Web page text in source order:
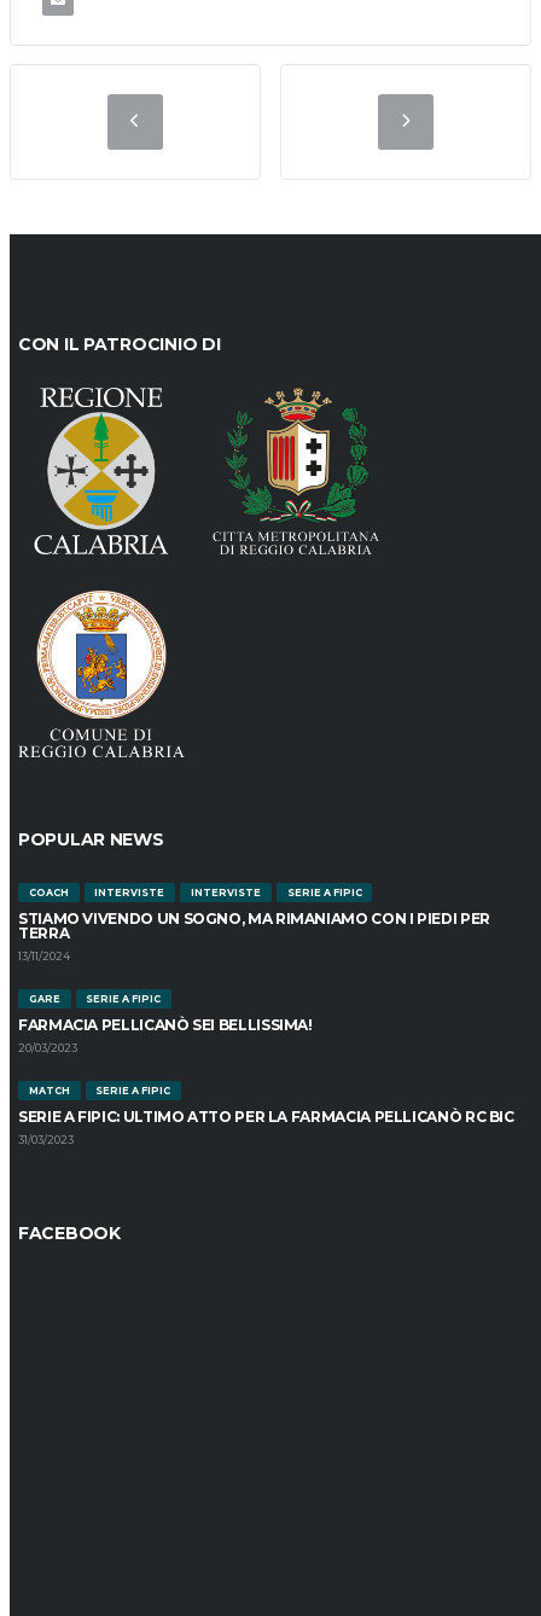
CON IL PATROCINIO DI
POPULAR NEWS
COACH INTERVISTE INTERVISTE SERIE A FIPIC
STIAMO VIVENDO UN SOGNO, MA RIMANIAMO CON I PIEDI PER
TERRA
13/11/2024
GARE SERIE A FIPIC
FARMACIA PELLICANÒ SEI BELLISSIMA!
20/03/2023
MATCH SERIE A FIPIC
SERIE A FIPIC: ULTIMO ATTO PER LA FARMACIA PELLICANÒ RC BIC
31/03/2023
FACEBOOK